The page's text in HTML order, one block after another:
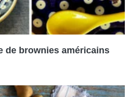
de brownies américains